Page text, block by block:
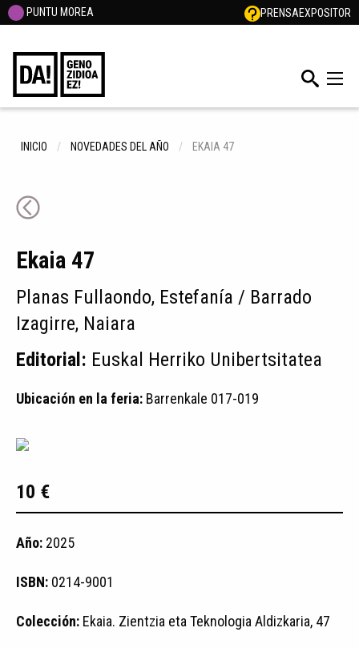
PUNTU MOREA PRENSAEXPOSITOR
INICIO NOVEDADES DEL AÑO EKAIA 47
Ekaia 47
Planas Fullaondo, Estefanía / Barrado
Izagirre, Naiara
Editorial: Euskal Herriko Unibertsitatea
Ubicación en la feria: Barrenkale 017-019
10 €
Año: 2025
ISBN: 0214-9001
Colección: Ekaia. Zientzia eta Teknologia Aldizkaria, 47